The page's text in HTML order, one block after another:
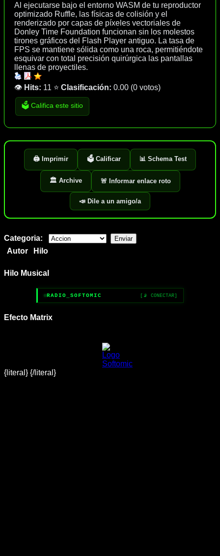
Al ejecutarse bajo el entorno WASM de tu reproductor
optimizado Ruffle, las físicas de colisión y el
renderizado por capas de píxeles vectoriales de
Donley Time Foundation funcionan sin los molestos
tirones gráficos del Flash Player antiguo. La tasa de
FPS se mantiene sólida como una roca, permitiéndote
esquivar con total precisión quirúrgica las pantallas
llenas de proyectiles.
👁️ Hits: 11 ⭐ Clasificación: 0.00 (0 votos)
🗳️ Califica este sitio
🖨️ Imprimir 🗳️ Calificar 📊 Schema Test
🏛️ Archive 🚨 Informar enlace roto
📣 Dile a un amigo/a
Categoria:
Autor
Hilo
Hilo Musical
RADIO_SOFTOMIC [📡 CONECTAR]
Efecto Matrix
{literal} {/literal}